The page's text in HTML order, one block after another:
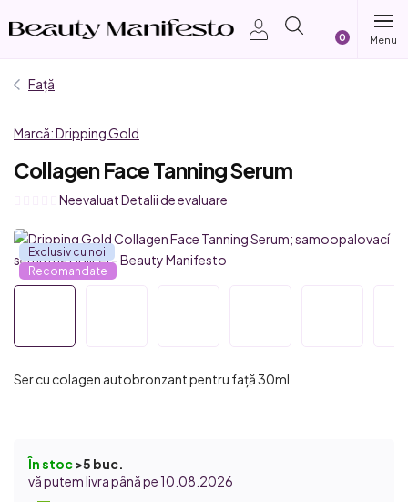
Față
Marcă:Dripping Gold
Collagen Face Tanning Serum
Evaluarea
a
produsului
este
5
NeevaluatDetalii de evaluare
Exclusiv cu noi
Recomandate
Ser cu colagen autobronzant pentru față 30ml
În stoc>5 buc.
10.08.2026